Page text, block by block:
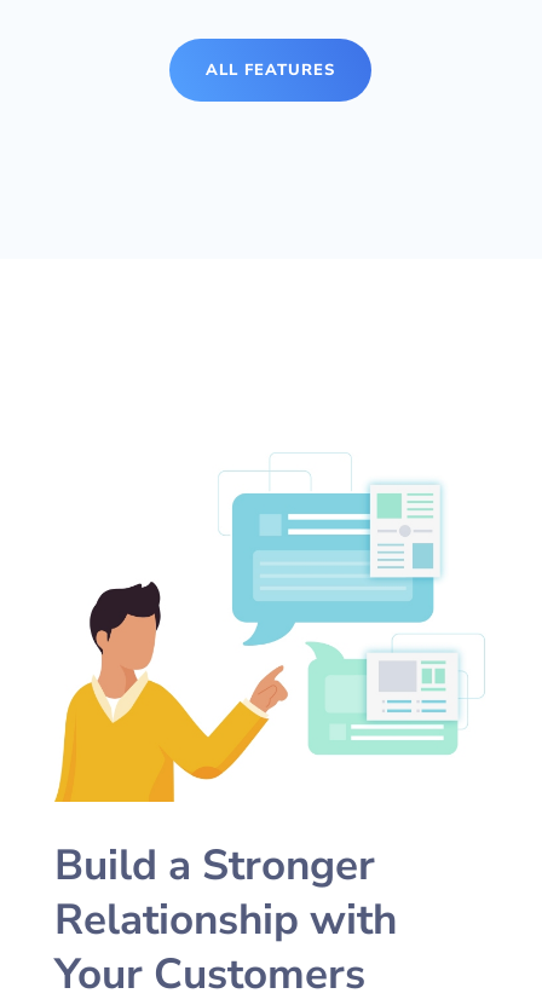
ALL FEATURES
Build a Stronger
Relationship with
Your Customers